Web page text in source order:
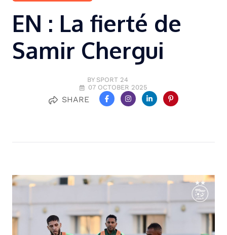
EN : La fierté de
Samir Chergui
BY SPORT 24
07 OCTOBER 2025
SHARE